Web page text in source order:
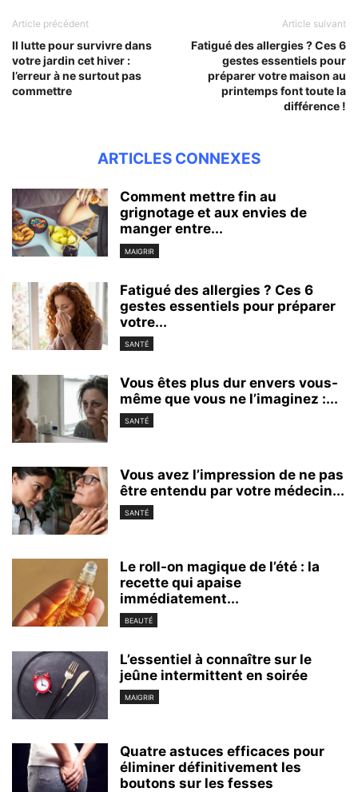
Article précédent
Il lutte pour survivre dans
votre jardin cet hiver :
l’erreur à ne surtout pas
commettre
Article suivant
Fatigué des allergies ? Ces 6
gestes essentiels pour
préparer votre maison au
printemps font toute la
différence !
ARTICLES CONNEXES
Comment mettre fin au
grignotage et aux envies de
manger entre...
MAIGRIR
Fatigué des allergies ? Ces 6
gestes essentiels pour préparer
votre...
SANTÉ
Vous êtes plus dur envers vous-
même que vous ne l’imaginez :...
SANTÉ
Vous avez l’impression de ne pas
être entendu par votre médecin...
SANTÉ
Le roll-on magique de l’été : la
recette qui apaise
immédiatement...
BEAUTÉ
L’essentiel à connaître sur le
jeûne intermittent en soirée
MAIGRIR
Quatre astuces efficaces pour
éliminer définitivement les
boutons sur les fesses